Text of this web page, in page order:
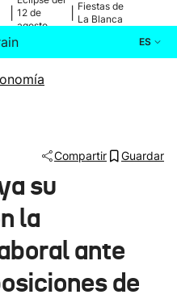
12 de
agosto
Fiestas de
La Blanca
ES
Compartir Guardar
su
la
ante
de